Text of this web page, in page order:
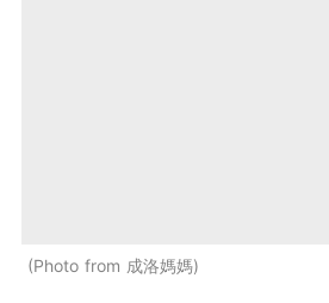
Photo from 成洛媽媽